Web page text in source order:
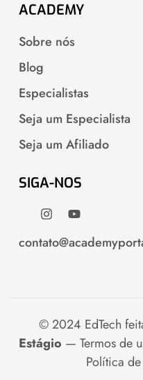
ACADEMY
Sobre nós
Blog
Especialistas
Seja um Especialista
Seja um Afiliado
SIGA-NOS
© 2024 EdTech
Estágio — Termos de
Política